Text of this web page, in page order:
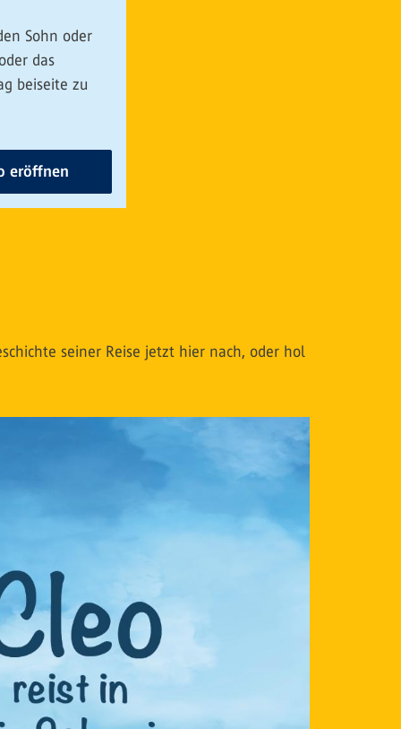
Sohn oder
das
beiseite zu
eröffnen
seiner Reise jetzt hier nach, oder hol